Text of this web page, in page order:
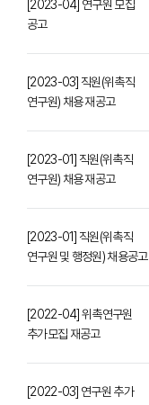
[2023-04] 연구원 모집
공고
[2023-03] 직원(위촉직
연구원) 채용 재공고
[2023-01] 직원(위촉직
연구원) 채용 재공고
[2023-01] 직원(위촉직
연구원 및 행정원) 채용공고
[2022-04] 위촉연구원
추가모집 재공고
[2022-03] 연구원 추가